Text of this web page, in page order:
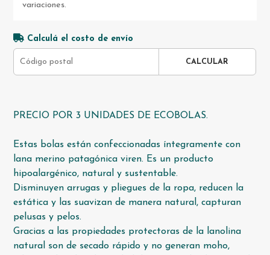
variaciones.
Calculá el costo de envío
CALCULAR
PRECIO POR 3 UNIDADES DE ECOBOLAS.
Estas bolas están confeccionadas íntegramente con
lana merino patagónica viren. Es un producto
hipoalargénico, natural y sustentable.
Disminuyen arrugas y pliegues de la ropa, reducen la
estática y las suavizan de manera natural, capturan
pelusas y pelos.
Gracias a las propiedades protectoras de la lanolina
natural son de secado rápido y no generan moho,